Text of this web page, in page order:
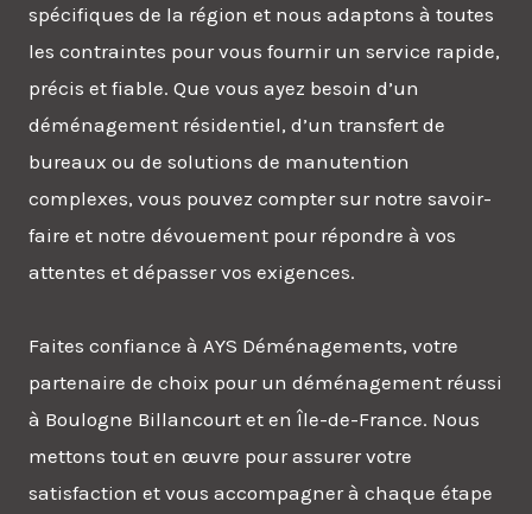
spécifiques de la région et nous adaptons à toutes
les contraintes pour vous fournir un service rapide,
précis et fiable. Que vous ayez besoin d’un
déménagement résidentiel, d’un transfert de
bureaux ou de solutions de manutention
complexes, vous pouvez compter sur notre savoir-
faire et notre dévouement pour répondre à vos
attentes et dépasser vos exigences.
Faites confiance à AYS Déménagements, votre
partenaire de choix pour un déménagement réussi
à Boulogne Billancourt et en Île-de-France. Nous
mettons tout en œuvre pour assurer votre
satisfaction et vous accompagner à chaque étape